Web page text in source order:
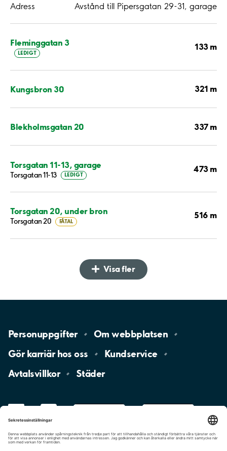
Adress Avstånd till Pipersgatan 29-31, garage
Fleminggatan 3
LEDIGT
133 m
Kungsbron 30 321 m
Blekholmsgatan 20 337 m
Torsgatan 11-13, garage
Torsgatan 11-13 LEDIGT
473 m
Torsgatan 20, under bron
Torsgatan 20 FÅTAL
516 m
Visa fler
Personuppgifter Omwebbplatsen
Gör karriär hososs
Kundservice
Avtalsvillkor
Städer